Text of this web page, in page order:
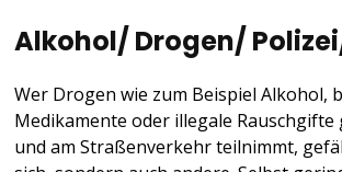
Alkohol/ Drogen/
Wer Drogen wie zum Beispiel Alkohol,
Medikamente oder illegale
und am Straßenverkehr teilnimmt,